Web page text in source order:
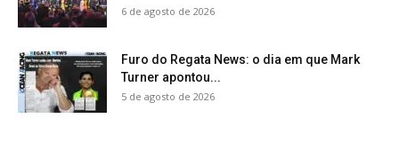
6 de agosto de 2026
Furo do Regata News: o dia em que Mark
Turner apontou...
5 de agosto de 2026